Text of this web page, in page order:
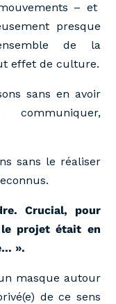
– et
presque
de la
effet de culture.
sans en avoir
sans le réaliser
Crucial, pour
projet était en
».
masque autour
de ce sens